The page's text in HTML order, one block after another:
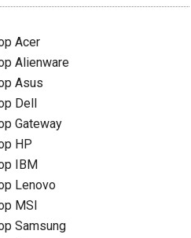
Acer
Alienware
Asus
Dell
Gateway
HP
IBM
Lenovo
MSI
Samsung